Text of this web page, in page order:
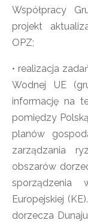
Współpracy
projekt
OPZ;
• realizacja
Wodnej UE
informację na
pomiędzy
planów
zarządzania
obszarów
sporządzenia
Europejskiej
dorzecza